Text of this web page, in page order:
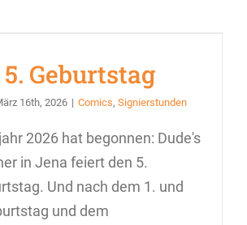
Geburtstag
16th, 2026 | Comics, Signierstunden
2026 hat begonnen: Dude's
in Jena feiert den 5.
Und nach dem 1. und
und dem